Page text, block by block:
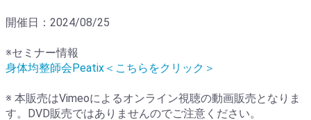
開催日：2024/08/25
※セミナー情報
身体均整師会Peatix＜こちらをクリック＞
※ 本販売はVimeoによるオンライン視聴の動画販売となりま
す。DVD販売ではありませんのでご注意ください。